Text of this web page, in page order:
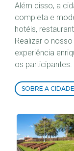
Além disso, a
completa e
hotéis,
Realizar o
experiência
os participantes.
SOBRE A CIDADE